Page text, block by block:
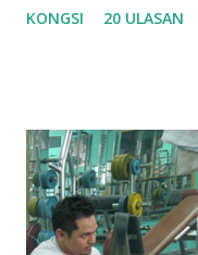
ko.. masa tu aku baru
tanya sapa-sapa pun
jugak masa alahai
terasa jugak semakin
kat salah satu tadika
KONGSI 20 ULASAN